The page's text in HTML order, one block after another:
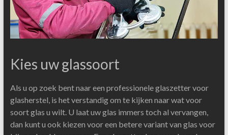
Kies uw glassoort
Als u op zoek bent naar een professionele glaszetter voor
glasherstel, is het verstandig om te kijken naar wat voor
soort glas u wilt. U laat uw glas immers toch al vervangen,
dan kunt u ook kiezen voor een betere variant van glas voor